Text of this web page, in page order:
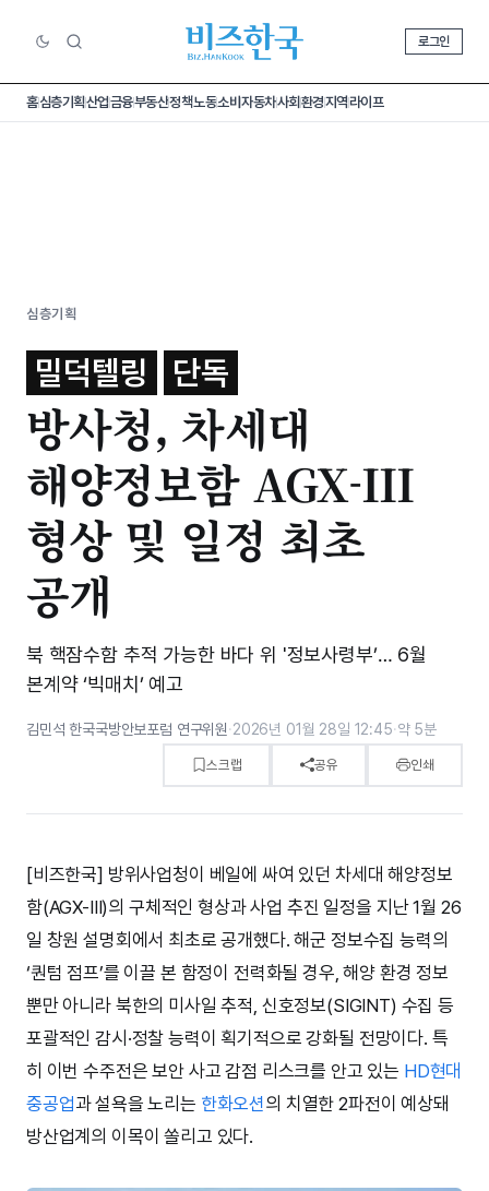
로그인
홈심층기획산업금융부동산정책노동소비 자동차사회환경지역라이프
심층기획
밀덕텔링 단독
방사청, 차세대
해양정보함 AGX-III
형상 및 일정 최초
공개
북 핵잠수함 추적 가능한 바다 위 '정보사령부’… 6월
본계약 ‘빅매치’ 예고
김민석 한국국방안보포럼 연구위원·2026년 01월 28일 12:45·약 5분
스크랩 공유 인쇄
[비즈한국] 방위사업청이 베일에 싸여 있던 차세대 해양정보
함(AGX-III)의 구체적인 형상과 사업 추진 일정을 지난 1월 26
일 창원 설명회에서 최초로 공개했다. 해군 정보수집 능력의
‘퀀텀 점프’를 이끌 본 함정이 전력화될 경우, 해양 환경 정보
뿐만 아니라 북한의 미사일 추적, 신호정보(SIGINT) 수집 등
포괄적인 감시·정찰 능력이 획기적으로 강화될 전망이다. 특
히 이번 수주전은 보안 사고 감점 리스크를 안고 있는 HD현대
중공업과 설욕을 노리는 한화오션의 치열한 2파전이 예상돼
방산업계의 이목이 쏠리고 있다.